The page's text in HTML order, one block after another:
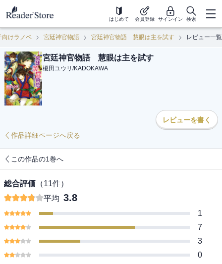
はじめて 会員登録 サインイン 検索
向けラノベ 宮廷神官物語 宮廷神官物語 慧眼は主を試す レビュー一覧
宮廷神官物語 慧眼は主を試す
榎田ユウリ /KADOKAWA
レビューを書く
作品詳細ページへ戻る
この作品の1巻へ
総合評価 （11件）
平均 3.8
1
7
3
0